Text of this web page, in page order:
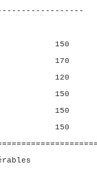
150
170
120
150
150
150